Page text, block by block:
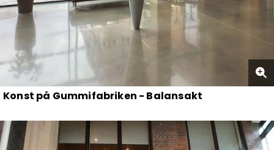
Konst på Gummifabriken - Balansakt